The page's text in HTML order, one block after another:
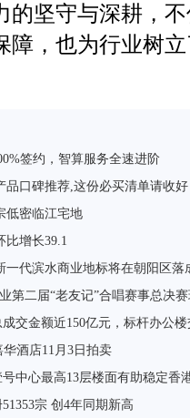
的坚守与深耕，
障，也为行业树
签约，智算服务全速进阶
品口碑推荐,这份必买清单请收好
低密临江宅地
比增长39.1
代滨水商业地标将在朝阳区落
第二届“老友记”合唱赛事总决
交金额近150亿元，标杆办公
酒店11月3日拍卖
中心最高13层楼面有助稳定香
宗 创4年同期新高